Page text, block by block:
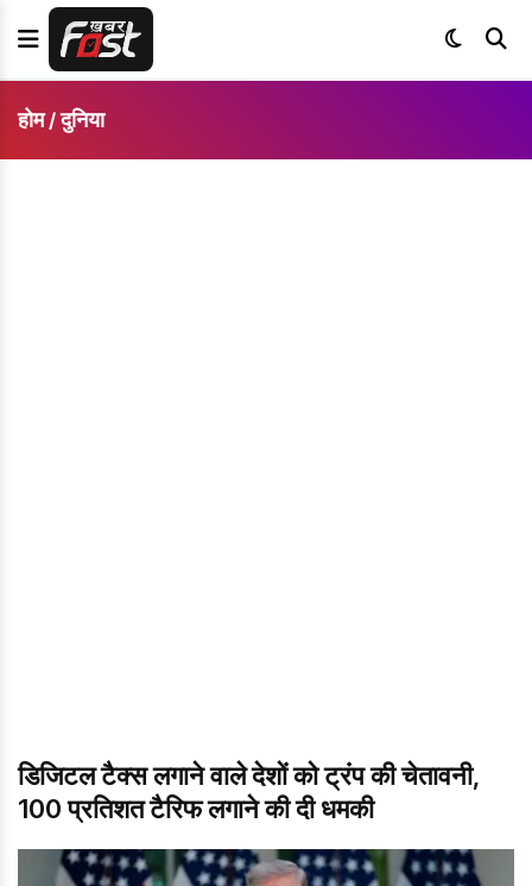
होम/ दुनिया
डिजिटल टैक्स लगाने वाले देशों को ट्रंप की चेतावनी,
100 प्रतिशत टैरिफ लगाने की दी धमकी